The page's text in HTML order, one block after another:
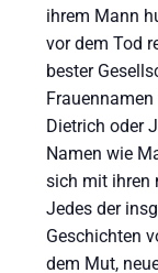
ihrem Mann
vor dem Tod
bester
Dietrich oder
Namen wie
sich mit ihren
Jedes der
Geschichten
dem Mut,